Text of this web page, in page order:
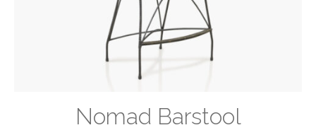
Nomad Barstool